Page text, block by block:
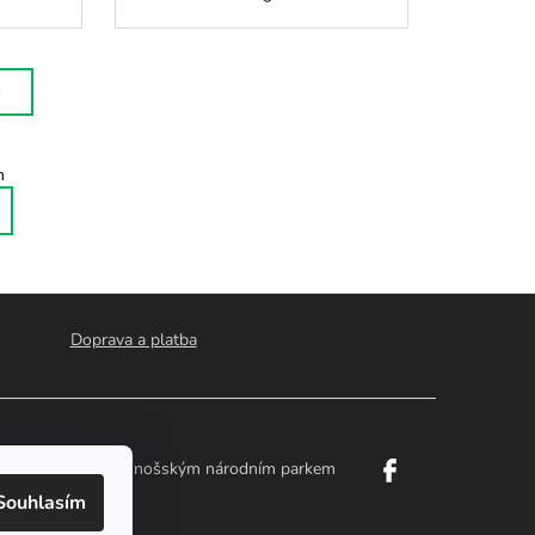
Doprava a platba
a Krkonošským národním parkem